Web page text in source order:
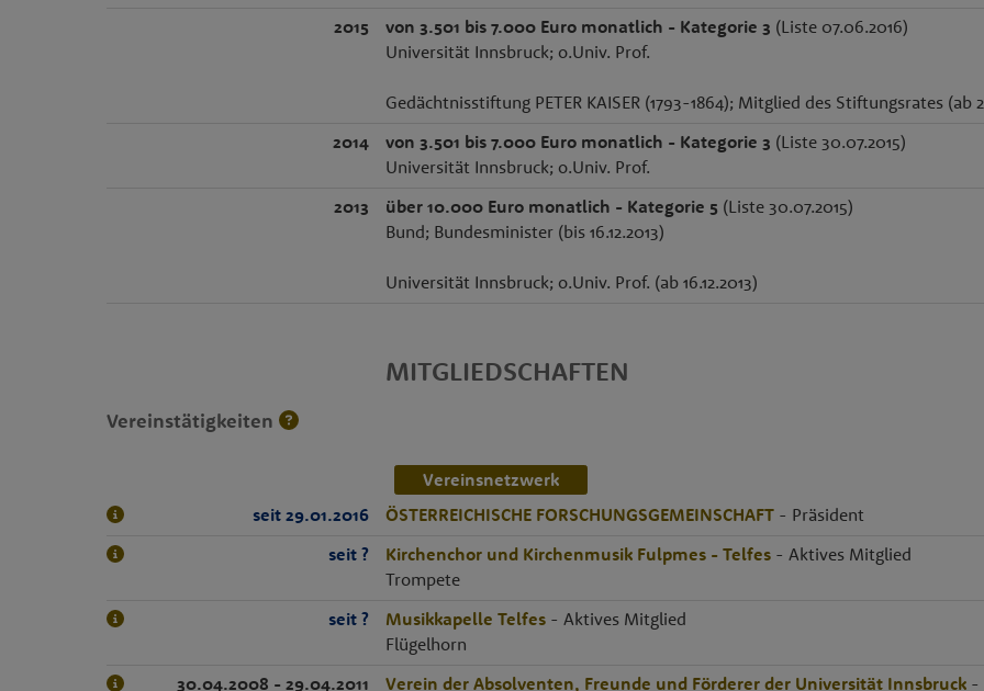
2015
von 3.501 bis 7.000 Euro monatlich - Kategorie 3 (Liste 07.06.2016)
Universität Innsbruck; o.Univ. Prof.
Gedächtnisstiftung PETER KAISER (1793-1864); Mitglied des Stiftungsrates (ab
2014
von 3.501 bis 7.000 Euro monatlich - Kategorie 3 (Liste 30.07.2015)
Universität Innsbruck; o.Univ. Prof.
2013
über 10.000 Euro monatlich - Kategorie 5 (Liste 30.07.2015)
Bund; Bundesminister (bis 16.12.2013)
Universität Innsbruck; o.Univ. Prof. (ab 16.12.2013)
MITGLIEDSCHAFTEN
Vereinstätigkeiten
Vereinsnetzwerk
seit 29.01.2016
ÖSTERREICHISCHE FORSCHUNGSGEMEINSCHAFT - Präsident
seit ?
Kirchenchor und Kirchenmusik Fulpmes - Telfes - Aktives Mitglied
Trompete
seit ?
Musikkapelle Telfes - Aktives Mitglied
Flügelhorn
30.04.2008 - 29.04.2011
Verein der Absolventen, Freunde und Förderer der Universität Innsbruck -